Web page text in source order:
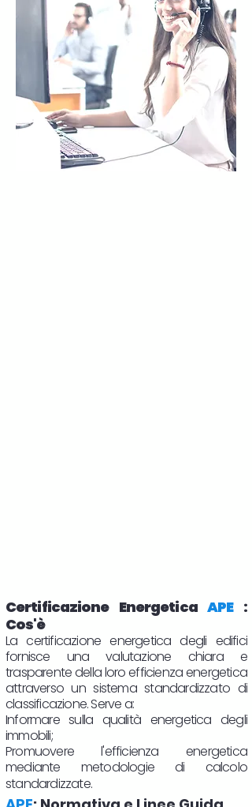
Certificazione EnergeticaAPE:
Cos'è
La certificazione energetica degli edifici
fornisce una valutazione chiara e
trasparente della loro efficienza energetica
attraverso un sistema standardizzato di
classificazione. Serve a:
Informare sulla qualità energetica degli
immobili;
Promuovere l'efficienza energetica
mediante metodologie di calcolo
standardizzate.